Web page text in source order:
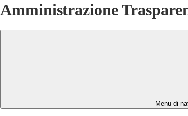
Amministrazione
Menu di